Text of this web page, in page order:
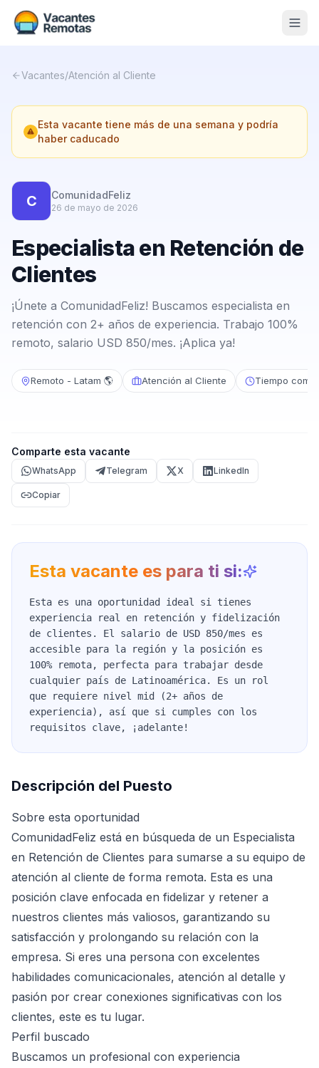
Nosotros
Contacto
Calculadora Freelance
Vacantes/Atención al Cliente
Esta vacante tiene más de una semana y podría
haber caducado
C ComunidadFeliz
26 de mayo de 2026
Especialista en Retención de
Clientes
¡Únete a ComunidadFeliz! Buscamos especialista en
retención con 2+ años de experiencia. Trabajo 100%
remoto, salario USD 850/mes. ¡Aplica ya!
Remoto - Latam 🌎 Atención al Cliente Tiempo
Comparte esta vacante
WhatsApp Telegram X LinkedIn
Copiar
Esta vacante es para ti si:
Esta es una oportunidad ideal si tienes
experiencia real en retención y fidelización
de clientes. El salario de USD 850/mes es
accesible para la región y la posición es
100% remota, perfecta para trabajar desde
cualquier país de Latinoamérica. Es un rol
que requiere nivel mid (2+ años de
experiencia), así que si cumples con los
requisitos clave, ¡adelante!
Descripción del Puesto
Sobre esta oportunidad
ComunidadFeliz está en búsqueda de un Especialista
en Retención de Clientes para sumarse a su equipo de
atención al cliente de forma remota. Esta es una
posición clave enfocada en fidelizar y retener a
nuestros clientes más valiosos, garantizando su
satisfacción y prolongando su relación con la
empresa. Si eres una persona con excelentes
habilidades comunicacionales, atención al detalle y
pasión por crear conexiones significativas con los
clientes, este es tu lugar.
Perfil buscado
Buscamos un profesional con experiencia